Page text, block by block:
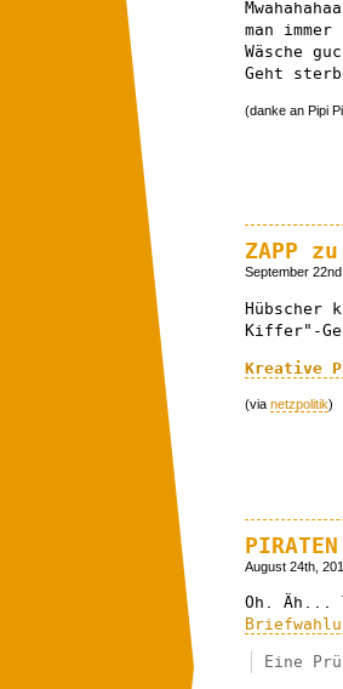
man
Wäsche
Geht
(danke an Pipi
ZAPP
September
Kiffer"-
Kreative
(via netzpolitik)
August 24th,
Oh. Äh...
Eine